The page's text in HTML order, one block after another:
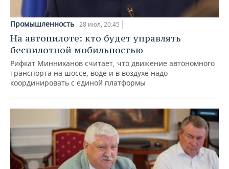
Промышленность 28 июл, 20:45
На автопилоте: кто будет управлять
беспилотной мобильностью
Рифкат Минниханов считает, что движение автономного
транспорта на шоссе, воде и в воздухе надо
координировать с единой платформы